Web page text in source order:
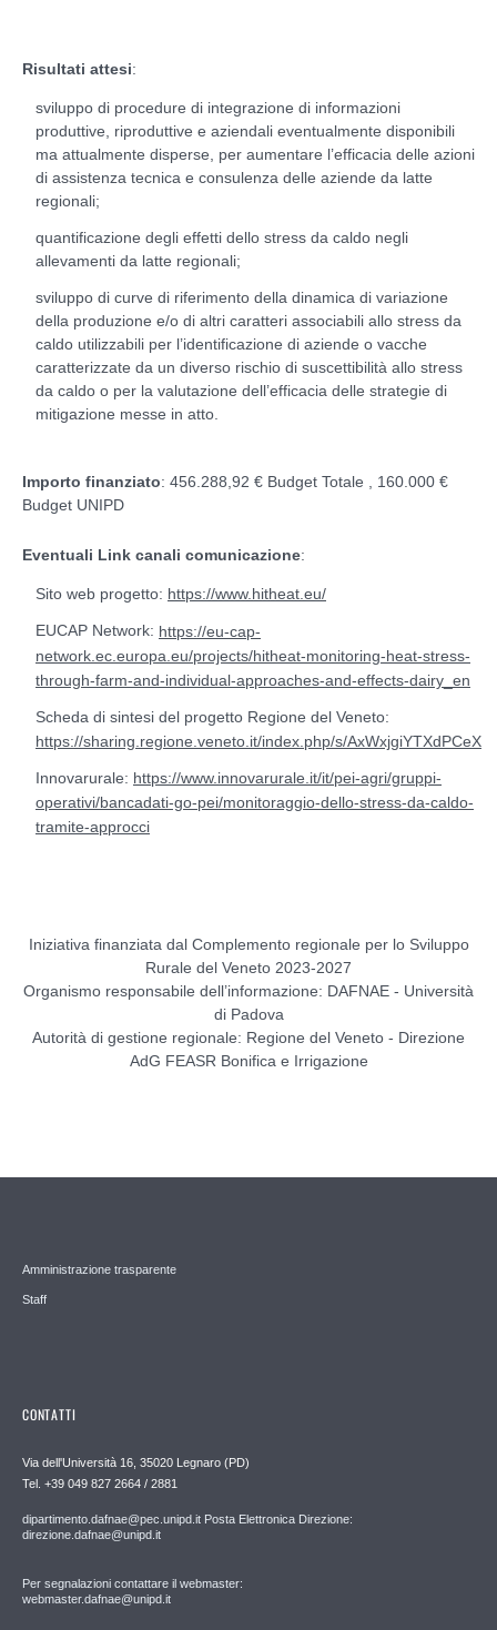
Risultati attesi:
sviluppo di procedure di integrazione di informazioni
produttive, riproduttive e aziendali eventualmente disponibili
ma attualmente disperse, per aumentare l’efficacia delle azioni
di assistenza tecnica e consulenza delle aziende da latte
regionali;
quantificazione degli effetti dello stress da caldo negli
allevamenti da latte regionali;
sviluppo di curve di riferimento della dinamica di variazione
della produzione e/o di altri caratteri associabili allo stress da
caldo utilizzabili per l’identificazione di aziende o vacche
caratterizzate da un diverso rischio di suscettibilità allo stress
da caldo o per la valutazione dell’efficacia delle strategie di
mitigazione messe in atto.
Importo finanziato: 456.288,92 € Budget Totale , 160.000 €
Budget UNIPD
Eventuali Link canali comunicazione:
Sito web progetto: https://www.hitheat.eu/
EUCAP Network: https://eu-cap-
network.ec.europa.eu/projects/hitheat-monitoring-heat-stress-
through-farm-and-individual-approaches-and-effects-dairy_en
Scheda di sintesi del progetto Regione del Veneto:
https://sharing.regione.veneto.it/index.php/s/AxWxjgiYTXdPCeX
Innovarurale: https://www.innovarurale.it/it/pei-agri/gruppi-
operativi/bancadati-go-pei/monitoraggio-dello-stress-da-caldo-
tramite-approcci
Iniziativa finanziata dal Complemento regionale per lo Sviluppo
Rurale del Veneto 2023-2027
Organismo responsabile dell’informazione: DAFNAE - Università
di Padova
Autorità di gestione regionale: Regione del Veneto - Direzione
AdG FEASR Bonifica e Irrigazione
Amministrazione trasparente
Staff
CONTATTI
Via dell'Università 16, 35020 Legnaro (PD)
Tel. +39 049 827 2664 / 2881
dipartimento.dafnae@pec.unipd.it Posta Elettronica Direzione:
direzione.dafnae@unipd.it
Per segnalazioni contattare il webmaster:
webmaster.dafnae@unipd.it